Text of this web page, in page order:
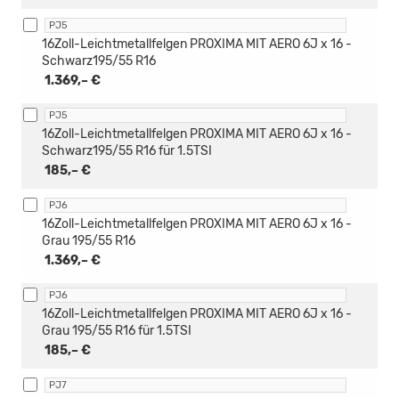
PJ5
1.369,– €
16Zoll-Leichtmetallfelgen PROXIMA MIT AERO 6J x 16 -
Schwarz195/55 R16
PJ5
185,– €
16Zoll-Leichtmetallfelgen PROXIMA MIT AERO 6J x 16 -
Schwarz195/55 R16 für 1.5TSI
PJ6
1.369,– €
16Zoll-Leichtmetallfelgen PROXIMA MIT AERO 6J x 16 -
Grau 195/55 R16
PJ6
185,– €
16Zoll-Leichtmetallfelgen PROXIMA MIT AERO 6J x 16 -
Grau 195/55 R16 für 1.5TSI
PJ7